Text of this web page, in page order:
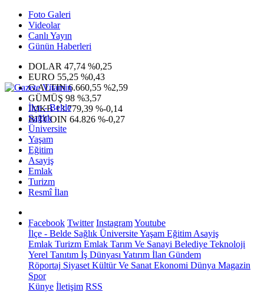
Foto Galeri
Videolar
Canlı Yayın
Günün Haberleri
DOLAR 47,74 %0,25
EURO 55,25 %0,43
G.ALTIN6.660,55 %2,59
GÜMÜŞ 98 %3,57
IMKB13.779,39 %-0,14
BITCOIN 64.826 %-0,27
İlçe - Belde
Sağlık
Üniversite
Yaşam
Eğitim
Asayiş
Emlak
Turizm
Resmî İlan
Facebook Twitter InstagramYoutube
İlçe - Belde Sağlık ÜniversiteYaşam Eğitim Asayiş
Emlak Turizm Emlak Tarım Ve Sanayi Belediye Teknoloji
Yerel Tanıtım İş Dünyası Yatırım İlan Gündem
Röportaj Siyaset Kültür Ve Sanat Ekonomi Dünya Magazin
Spor
Künye İletişim RSS